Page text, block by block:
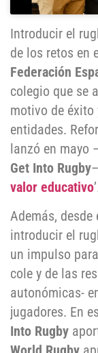
Introducir el
de los retos en
Federación
colegio que se
motivo de éxito
entidades.
lanzó en mayo
Get Into Rugby
valor educativo
Además,
introducir el
un impulso
cole y de las
autonómicas-
jugadores. En
Into Rugby